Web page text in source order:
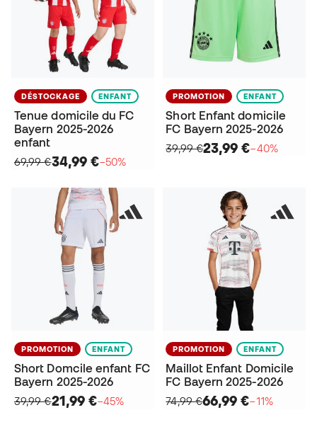
DÉSTOCKAGE ENFANT
Tenue domicile du FC
Bayern 2025-2026
enfant
69,99 €34,99 €−50%
PROMOTION ENFANT
Short Enfant domicile
FC Bayern 2025-2026
39,99 €23,99 €−40%
PROMOTION ENFANT
Short Domcile enfant FC
Bayern 2025-2026
39,99 €21,99 €−45%
PROMOTION ENFANT
Maillot Enfant Domicile
FC Bayern 2025-2026
74,99 €66,99 €−11%